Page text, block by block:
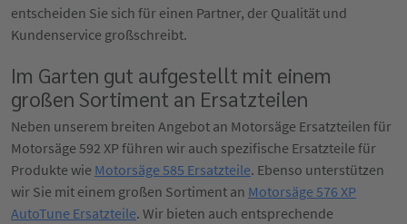
entscheiden Sie sich für einen Partner, der Qualität und
Kundenservice großschreibt.
Im Garten gut aufgestellt mit einem
großen Sortiment an Ersatzteilen
Neben unserem breiten Angebot an Motorsäge Ersatzteilen für
Motorsäge 592 XP führen wir auch spezifische Ersatzteile für
Produkte wie Motorsäge 585 Ersatzteile. Ebenso unterstützen
wir Sie mit einem großen Sortiment an Motorsäge 576 XP
AutoTune Ersatzteile. Wir bieten auch entsprechende